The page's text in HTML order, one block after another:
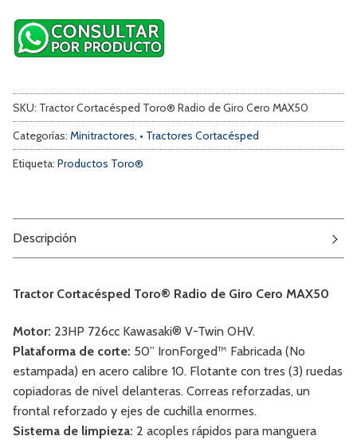
SKU: Tractor Cortacésped Toro® Radio de Giro Cero MAX50
Categorías: Minitractores, • Tractores Cortacésped
Etiqueta: Productos Toro®
Descripción
Tractor Cortacésped Toro® Radio de Giro Cero MAX50
Motor: 23HP 726cc Kawasaki® V-Twin OHV.
Plataforma de corte: 50” IronForged™ Fabricada (No
estampada) en acero calibre 10. Flotante con tres (3) ruedas
copiadoras de nivel delanteras. Correas reforzadas, un
frontal reforzado y ejes de cuchilla enormes.
Sistema de limpieza: 2 acoples rápidos para manguera